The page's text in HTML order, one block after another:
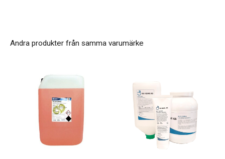
Andra produkter från samma varumärke